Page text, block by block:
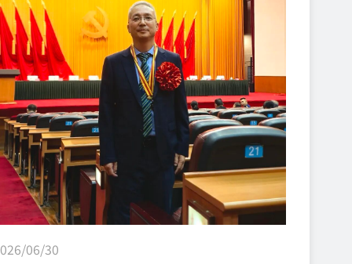
20日，由中科奥格生物科技有限公司提供基因编
供体猪、中南大学湘雅二医院团队实施完成的基因
辑猪-猴异种原位全肝移植，受体猴稳定存活超11
，肝功能持续发...
06/30